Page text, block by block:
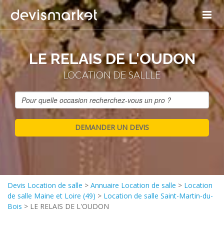
LE RELAIS DE L'OUDON
LOCATION DE SALLLE
Devis Location de salle > Annuaire Location de salle > Location
de salle Maine et Loire (49) > Location de salle Saint-Martin-du-
Bois > LE RELAIS DE L'OUDON